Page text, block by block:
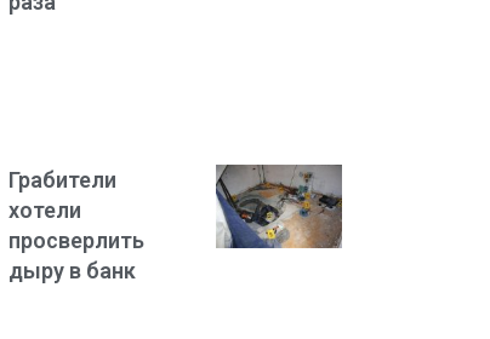
Грабители
хотели
просверлить
дыру в банк